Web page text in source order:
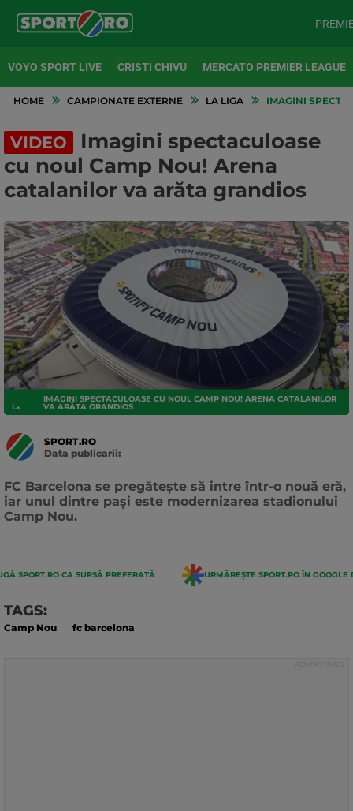
VOYO SPORT LIVE CRISTI CHIVU MERCATO PREMIER LEAGUE
HOME CAMPIONATE EXTERNE LA LIGA IMAGINI
VIDEO
Imagini spectaculoase
cu noul Camp Nou! Arena
catalanilor va arăta grandios
LA LIGA
IMAGINI SPECTACULOASE CU NOUL CAMP NOU! ARENA CATALANILOR
VA ARĂTA GRANDIOS
SPORT.RO
Data publicarii:
FC Barcelona se pregătește să intre într-o nouă eră,
iar unul dintre pași este modernizarea stadionului
Camp Nou.
SPORT.RO CA SURSĂ PREFERATĂ URMĂREȘTE SPORT.RO ÎN GOOGLE
TAGS:
Camp Nou fc barcelona